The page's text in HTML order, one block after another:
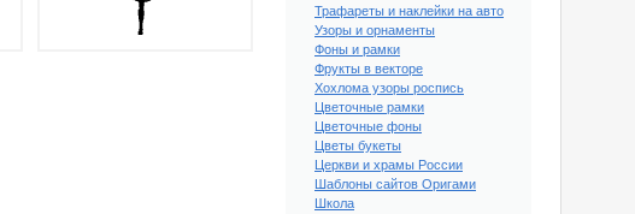
Трафареты и наклейки на авто
Узоры и орнаменты
Фоны и рамки
Фрукты в векторе
Хохлома узоры роспись
Цветочные рамки
Цветочные фоны
Цветы букеты
Церкви и храмы России
Шаблоны сайтов Оригами
Школа